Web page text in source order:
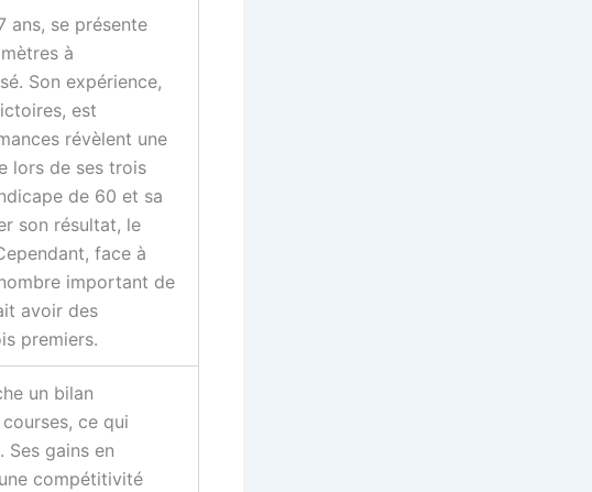
ans, se présente
à
Son expérience,
est
révèlent une
lors de ses trois
de 60 et sa
son résultat, le
face à
important de
avoir des
premiers.
un bilan
ce qui
Ses gains en
compétitivité